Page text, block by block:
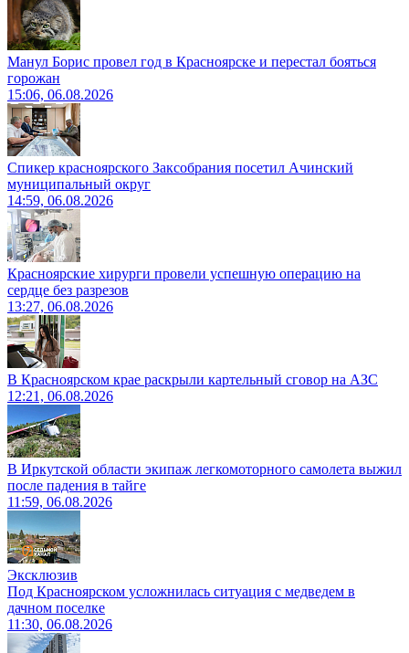
Манул Борис провел год в Красноярске и перестал бояться
горожан
15:06, 06.08.2026
Спикер красноярского Заксобрания посетил Ачинский
муниципальный округ
14:59, 06.08.2026
Красноярские хирурги провели успешную операцию на
сердце без разрезов
13:27, 06.08.2026
В Красноярском крае раскрыли картельный сговор на АЗС
12:21, 06.08.2026
В Иркутской области экипаж легкомоторного самолета выжил
после падения в тайге
11:59, 06.08.2026
Эксклюзив
Под Красноярском усложнилась ситуация с медведем в
дачном поселке
11:30, 06.08.2026